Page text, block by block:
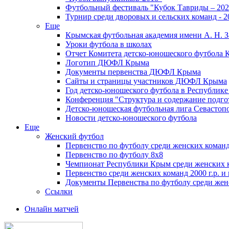
Футбольный фестиваль "Кубок Тавриды –
Турнир среди дворовых и сельских команд -
Еще
Крымская футбольная академия имени А. Н.
Уроки футбола в школах
Отчет Комитета детско-юношеского футбола
Логотип ДЮФЛ Крыма
Документы первенства ДЮФЛ Крыма
Сайты и страницы участников ДЮФЛ Крыма
Год детско-юношеского футбола в
Конференция "Структура и содержание
Детско-юношеская футбольная лига
Новости детско-юношеского футбола
Еще
Женский футбол
Первенство по футболу среди женских
Первенство по футболу 8х8
Чемпионат Республики Крым среди женских
Первенство среди женских команд 2000 г.р.
Документы Первенства по футболу среди
Ссылки
Онлайн матчей